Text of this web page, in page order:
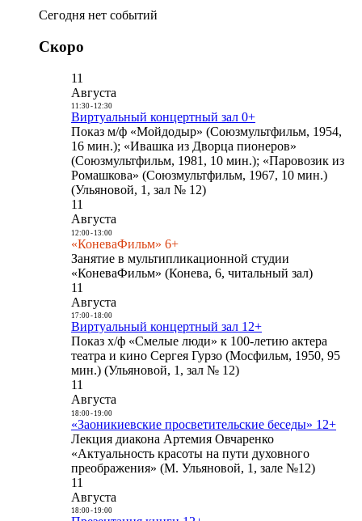
Сегодня нет событий
Скоро
11
Августа
11:30- 12:30
Виртуальный концертный зал 0+
Показ м/ф «Мойдодыр» (Союзмультфильм, 1954,
16 мин.); «Ивашка из Дворца пионеров»
(Союзмультфильм, 1981, 10 мин.); «Паровозик из
Ромашкова» (Союзмультфильм, 1967, 10 мин.)
(Ульяновой, 1, зал № 12)
11
Августа
12:00- 13:00
«КоневаФильм» 6+
Занятие в мультипликационной студии
«КоневаФильм» (Конева, 6, читальный зал)
11
Августа
17:00- 18:00
Виртуальный концертный зал 12+
Показ х/ф «Смелые люди» к 100-летию актера
театра и кино Сергея Гурзо (Мосфильм, 1950, 95
мин.) (Ульяновой, 1, зал № 12)
11
Августа
18:00- 19:00
«Заоникиевские просветительские беседы» 12+
Лекция диакона Артемия Овчаренко
«Актуальность красоты на пути духовного
преображения» (М. Ульяновой, 1, зале №12)
11
Августа
18:00- 19:00